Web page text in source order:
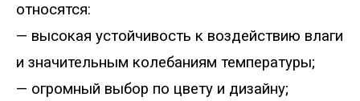
относятся:
— высокая устойчивость к воздействию влаги
и значительным колебаниям температуры;
— огромный выбор по цвету и дизайну;